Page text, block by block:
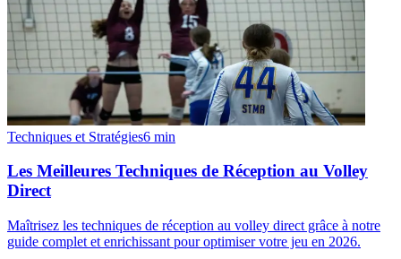
Techniques et Stratégies6 min
Les Meilleures Techniques de Réception au Volley
Direct
Maîtrisez les techniques de réception au volley direct grâce à notre
guide complet et enrichissant pour optimiser votre jeu en 2026.